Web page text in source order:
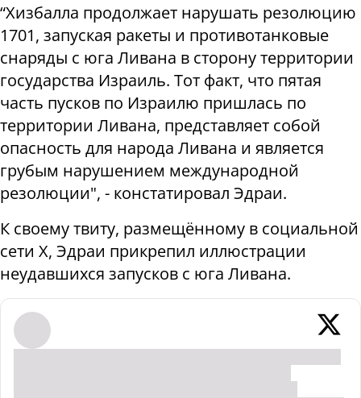
“Хизбалла продолжает нарушать резолюцию
1701, запуская ракеты и противотанковые
снаряды с юга Ливана в сторону территории
государства Израиль. Тот факт, что пятая
часть пусков по Израилю пришлась по
территории Ливана, представляет собой
опасность для народа Ливана и является
грубым нарушением международной
резолюции", - констатировал Эдраи.
К своему твиту, размещённому в социальной
сети X, Эдраи прикрепил иллюстрации
неудавшихся запусков с юга Ливана.